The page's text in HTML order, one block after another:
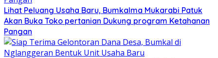
Lihat Peluang Usaha Baru, Bumkalma Mukarabi Patuk
Akan Buka Toko pertanian Dukung program Ketahanan
Pangan